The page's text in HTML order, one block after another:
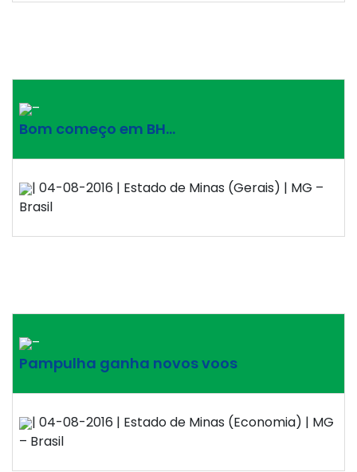
–
Bom começo em BH…
| 04-08-2016 | Estado de Minas (Gerais) | MG –
Brasil
–
Pampulha ganha novos voos
| 04-08-2016 | Estado de Minas (Economia) | MG
– Brasil